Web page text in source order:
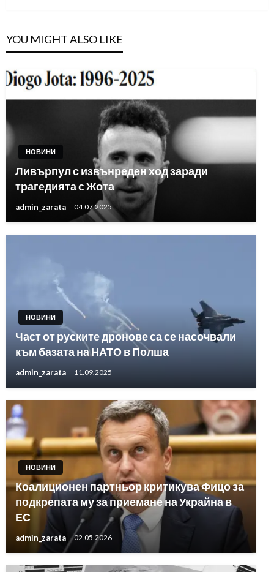
YOU MIGHT ALSO LIKE
НОВИНИ
Ливърпул с извънреден ход заради
трагедията с Жота
admin_zarata 04.07.2025
НОВИНИ
Част от руските дронове са се насочвали
към базата на НАТО в Полша
admin_zarata 11.09.2025
НОВИНИ
Коалиционен партньор критикува Фицо за
подкрепата му за приемане на Украйна в
ЕС
admin_zarata 02.05.2026